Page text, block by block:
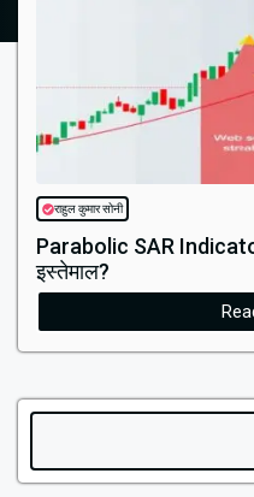
राहुल कुमार सोनी
Parabolic SAR
इस्तेमाल?